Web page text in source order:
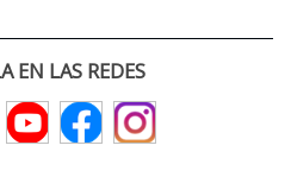
EN LAS REDES